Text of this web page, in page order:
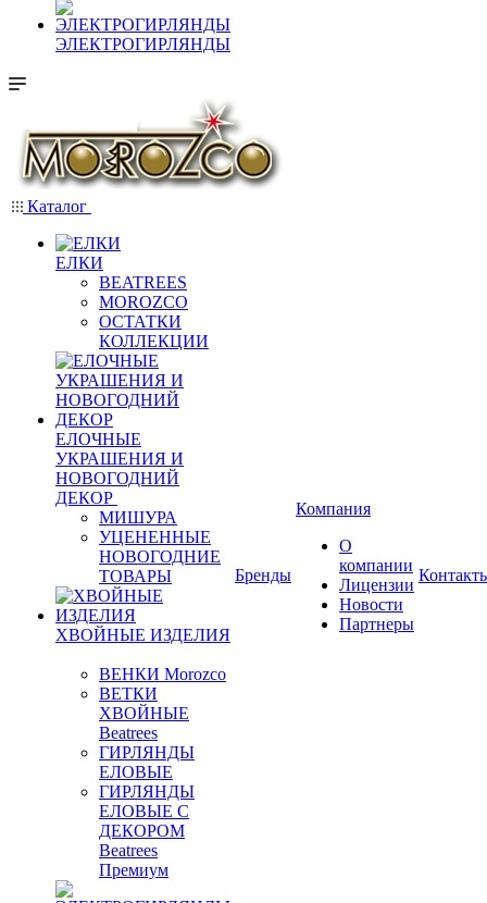
ЭЛЕКТРОГИРЛЯНДЫ
Каталог
ЕЛКИ
BEATREES
MOROZCO
ОСТАТКИ
КОЛЛЕКЦИИ
ЕЛОЧНЫЕ
УКРАШЕНИЯ И
НОВОГОДНИЙ
ДЕКОР
МИШУРА
УЦЕНЕННЫЕ
НОВОГОДНИЕ
ТОВАРЫ
ХВОЙНЫЕ ИЗДЕЛИЯ
ВЕНКИ Morozco
ВЕТКИ
ХВОЙНЫЕ
Beatrees
ГИРЛЯНДЫ
ЕЛОВЫЕ
ГИРЛЯНДЫ
ЕЛОВЫЕ С
ДЕКОРОМ
Beatrees
Премиум
Бренды
Компания
О
компании
Лицензии
Новости
Партнеры